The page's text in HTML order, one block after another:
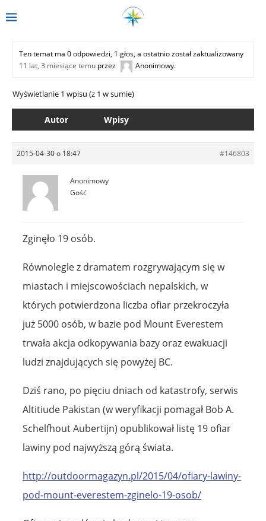
Ten temat ma 0 odpowiedzi, 1 głos, a ostatnio został zaktualizowany
11 lat, 3 miesiące temu przez Anonimowy.
Wyświetlanie 1 wpisu (z 1 w sumie)
Autor Wpisy
2015-04-30 o 18:47 #146803
Anonimowy
Gość
Zginęło 19 osób.
Równolegle z dramatem rozgrywającym się w
miastach i miejscowościach nepalskich, w
których potwierdzona liczba ofiar przekroczyła
już 5000 osób, w bazie pod Mount Everestem
trwała akcja odkopywania bazy oraz ewakuacji
ludzi znajdujących się powyżej BC.
Dziś rano, po pięciu dniach od katastrofy, serwis
Altitiude Pakistan (w weryfikacji pomagał Bob A.
Schelfhout Aubertijn) opublikował listę 19 ofiar
lawiny pod najwyższą górą świata.
http://outdoormagazyn.pl/2015/04/ofiary-lawiny-
pod-mount-everestem-zginelo-19-osob/